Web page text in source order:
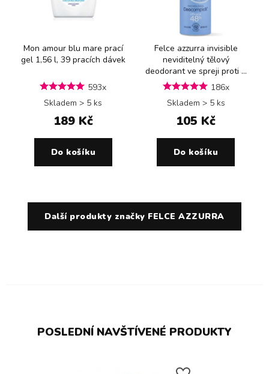
Mon amour blu mare prací
gel 1,56 l, 39 pracích dávek
593x
Skladem > 5 ks
189 Kč
Do košíku
Felce azzurra invisible
neviditelný tělový
deodorant ve spreji proti ...
186x
Skladem > 5 ks
105 Kč
Do košíku
Další produkty značky FELCE AZZURRA
POSLEDNÍ NAVŠTÍVENÉ PRODUKTY